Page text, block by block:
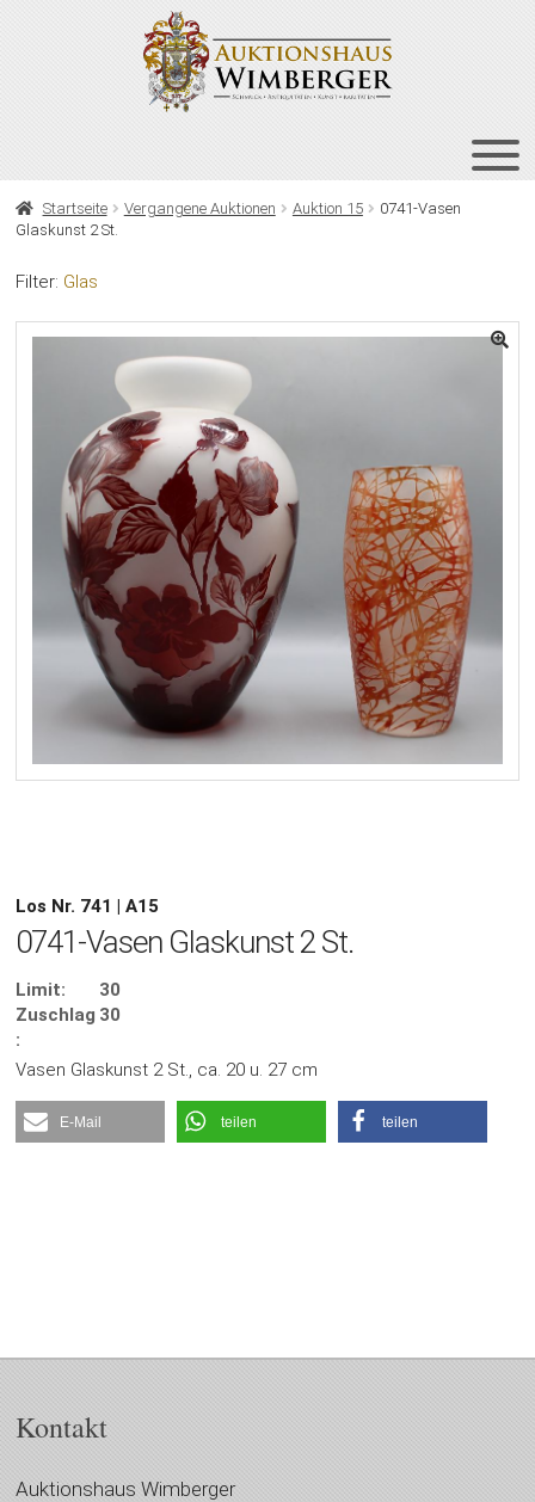
HOME
ÜBER UNS
KONTAKT
NEWSLETTER
Startseite Vergangene Auktionen Auktion 15
0741-Vasen
Glaskunst 2 St.
Filter: Glas
Los Nr. 741 | A15
0741-Vasen Glaskunst 2 St.
Limit:
30
Zuschlag
:
30
Vasen Glaskunst 2 St., ca. 20 u. 27 cm
E-Mail teilen teilen
Kontakt
Auktionshaus Wimberger